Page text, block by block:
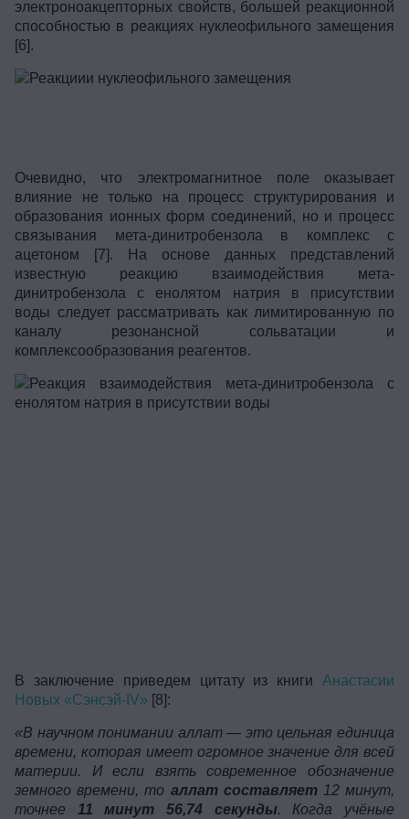
электроноакцепторных свойств, большей реакционной
способностью в реакциях нуклеофильного замещения
[6].
Очевидно, что электромагнитное поле оказывает
влияние не только на процесс структурирования и
образования ионных форм соединений, но и процесс
связывания мета-динитробензола в комплекс с
ацетоном [7]. На основе данных представлений
известную реакцию взаимодействия мета-
динитробензола с енолятом натрия в присутствии
воды следует рассматривать как лимитированную по
каналу резонансной сольватации и
комплексообразования реагентов.
В заключение приведем цитату из книги Анастасии
Новых «Сэнсэй-IV» [8]:
«В научном понимании аллат — это цельная единица
времени, которая имеет огромное значение для всей
материи. И если взять современное обозначение
земного времени, то аллат составляет12 минут,
точнее 11 минут 56,74 секунды. Когда учёные